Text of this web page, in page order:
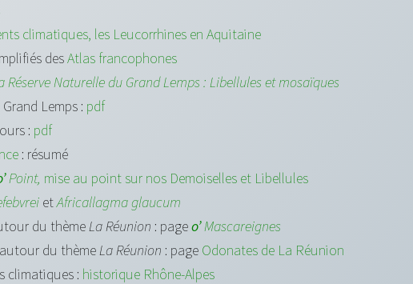
climatiques, les Leucorrhines en Aquitaine
desAtlas francophones
Réserve Naturelle du Grand Lemps : Libellules et mosaïques
Lemps : pdf
: pdf
: résumé
Point, mise au point sur nos Demoiselles et Libellules
etAfricallagma glaucum
du thèmeLa Réunion : pageo’Mascareignes
autour du thèmeLa Réunion: page Odonates de La Réunion
climatiques : historique Rhône-Alpes